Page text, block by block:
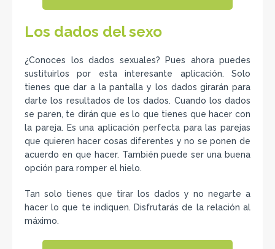
Los dados del sexo
¿Conoces los dados sexuales? Pues ahora puedes
sustituirlos por esta interesante aplicación. Solo
tienes que dar a la pantalla y los dados girarán para
darte los resultados de los dados. Cuando los dados
se paren, te dirán que es lo que tienes que hacer con
la pareja. Es una aplicación perfecta para las parejas
que quieren hacer cosas diferentes y no se ponen de
acuerdo en que hacer. También puede ser una buena
opción para romper el hielo.
Tan solo tienes que tirar los dados y no negarte a
hacer lo que te indiquen. Disfrutarás de la relación al
máximo.